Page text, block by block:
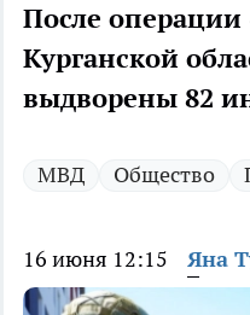
После операции
Курганской
выдворены 82
МВД Общество
16 июня 12:15 Яна